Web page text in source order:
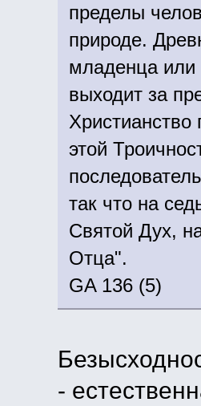
пределы
природе.
младенца или
выходит за
этой
так что на
Святой Дух,
Отца".
GA 136 (5)
-